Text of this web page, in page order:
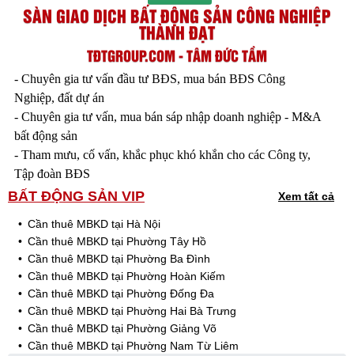
SÀN GIAO DỊCH BẤT ĐỘNG SẢN CÔNG NGHIỆP
THÀNH ĐẠT
TĐTGROUP.COM - TÂM ĐỨC TẦM
- Chuyên gia tư vấn đầu tư BĐS, mua bán BĐS Công
Nghiệp, đất dự án
- Chuyên gia tư vấn, mua bán sáp nhập doanh nghiệp - M&A
bất động sản
- Tham mưu, cố vấn, khắc phục khó khắn cho các Công ty,
Tập đoàn BĐS
BẤT ĐỘNG SẢN VIP Xem tất cả
Cần thuê MBKD tại Hà Nội
Cần thuê MBKD tại Phường Tây Hồ
Cần thuê MBKD tại Phường Ba Đình
Cần thuê MBKD tại Phường Hoàn Kiếm
Cần thuê MBKD tại Phường Đống Đa
Cần thuê MBKD tại Phường Hai Bà Trưng
Cần thuê MBKD tại Phường Giảng Võ
Cần thuê MBKD tại Phường Nam Từ Liêm